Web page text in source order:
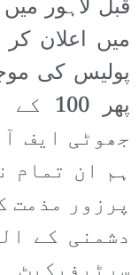
قبل لاہور
میں اعلان
پولیس کی
پھر
جھوٹی ایف
ہم ان تمام
پرزور مذمت
دشمنی کے